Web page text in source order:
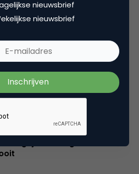
with or without a cause?
Wake-upcall voor ontwerpers
merkeigenaren
innovatie en ontsluiter en
verbinder van industrieën
nieuwsbrief
nieuwsbrief